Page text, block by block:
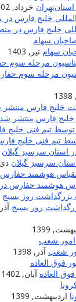
خرداد, 1402
خلیج فارس در
سهام تیر, 1403
مرحله سوم
فارس منتشر
تیم فنی خلیج
سرسبز گیلان دی,
هوشمند حفارس
روز بسیج آذر,
1399
شعب آذر, 1398
العاده آبان, 1402
اردیبهشت, 1399